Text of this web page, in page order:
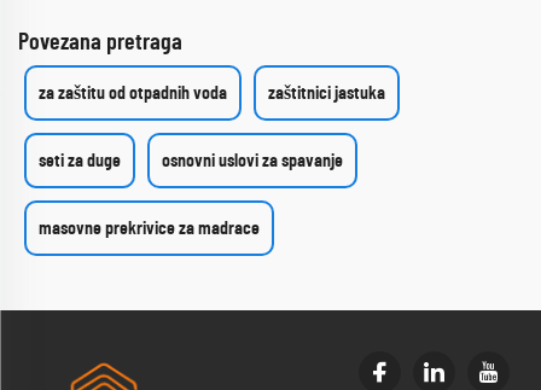
Povezana pretraga
za zaštitu od otpadnih voda zaštitnici jastuka
seti za duge osnovni uslovi za spavanje
masovne prekrivice za madrace